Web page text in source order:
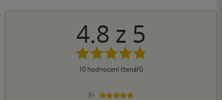
4.8 z 5
10 hodnocení čtenářů
8×
5 hvězdiček